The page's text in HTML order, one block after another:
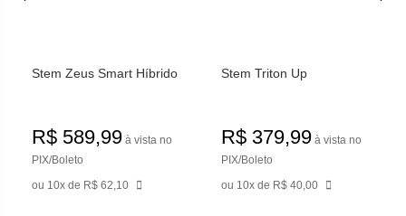
Stem Zeus Smart Híbrido
R$ 589,99 à vista no
PIX/Boleto
ou 10x de R$ 62,10
Stem Triton Up
R$ 379,99 à vista no
PIX/Boleto
ou 10x de R$ 40,00